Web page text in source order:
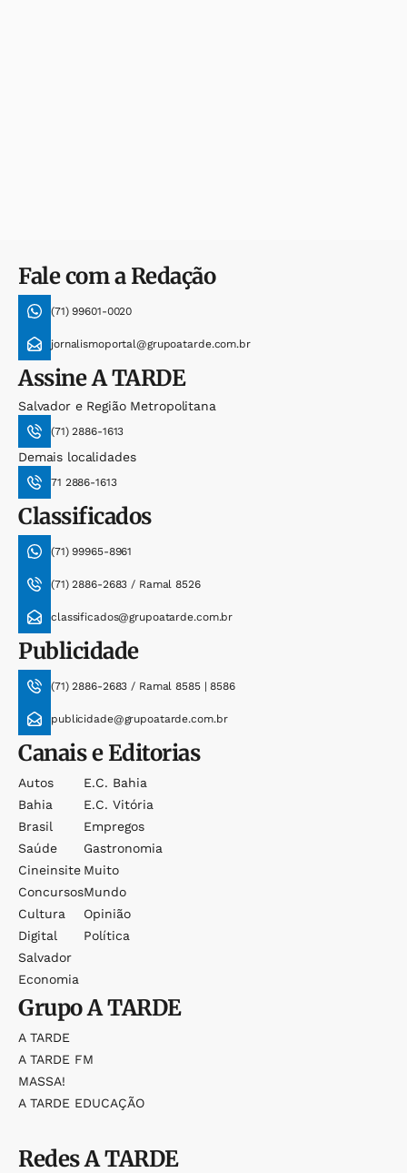
Fale com a Redação
(71) 99601-0020
jornalismoportal@grupoatarde.com.br
AssineA TARDE
Salvador e Região Metropolitana
(71) 2886-1613
Demais localidades
71 2886-1613
Classificados
(71) 99965-8961
(71) 2886-2683 / Ramal 8526
classificados@grupoatarde.com.br
Publicidade
(71) 2886-2683 / Ramal 8585 | 8586
publicidade@grupoatarde.com.br
Canais e Editorias
Autos
Bahia
Brasil
Saúde
Cineinsite
Concursos
Cultura
Digital
Salvador
Economia
E.c. Bahia
E.c. Vitória
Empregos
Gastronomia
Muito
Mundo
Opinião
Política
GrupoA TARDE
A TARDE
A TARDE FM
MASSA!
A TARDE EDUCAÇÃO
RedesA TARDE